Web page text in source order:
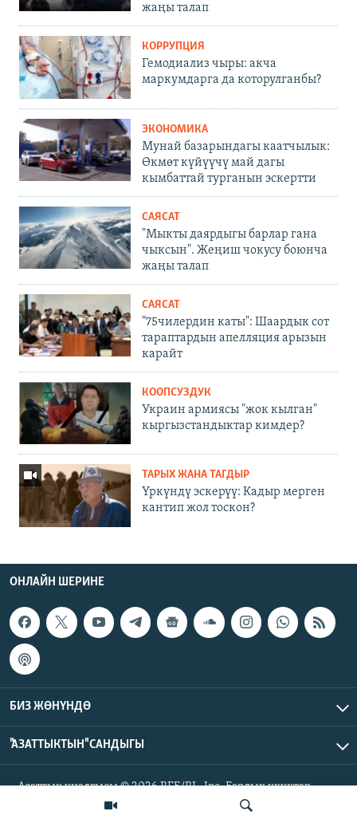
жаңы талап
КОРРУПЦИЯ
Гемодиализ чыры: акча
маркумдарга да которулганбы?
ЭКОНОМИКА
Мунай базарындагы каатчылык:
Өкмөт күйүүчү май дагы
кымбаттай турганын эскертти
САЯСАТ
"Мыкты даярдыгы барлар гана
чыксын". Жеңиш чокусу боюнча
жаңы талап
САЯСАТ
"75чилердин каты": Шаардык сот
тараптардын апелляция арызын
карайт
КООПСУЗДУК
Украин армиясы "жок кылган"
кыргызстандыктар кимдер?
ТАРЫХ ЖАНА ТАГДЫР
Үркүндү эскерүү: Кадыр мерген
кантип жол тоскон?
ОНЛАЙН ШЕРИНЕ
БИЗ ЖӨНҮНДӨ
"АЗАТТЫКТЫН" САНДЫГЫ
Азаттык үналгысы © 2026 RFE/RL, Inc. Бардык укуктар